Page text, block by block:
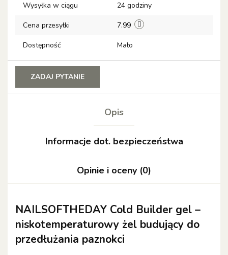
Wysyłka w ciągu 24 godziny
Cena przesyłki 7.99
Dostępność Mało
ZADAJ PYTANIE
Opis
Informacje dot. bezpieczeństwa
Opinie i oceny (0)
NAILSOFTHEDAY Cold Builder gel –
niskotemperaturowy żel budujący do
przedłużania paznokci